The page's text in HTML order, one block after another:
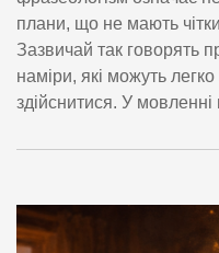
плани, що не мають
Зазвичай так говорять
наміри, які можуть
здійснитися. У